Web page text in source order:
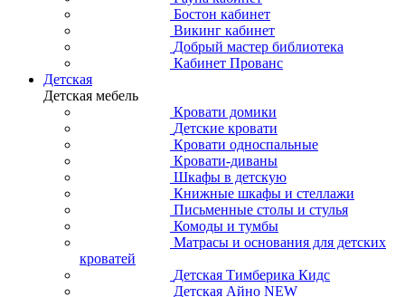
Бостон кабинет
Викинг кабинет
Добрый мастер библиотека
Кабинет Прованс
Детская
Детская мебель
Кровати домики
Детские кровати
Кровати односпальные
Кровати-диваны
Шкафы в детскую
Книжные шкафы и стеллажи
Письменные столы и стулья
Комоды и тумбы
Матрасы и основания для детских
кроватей
Детская Тимберика Кидс
Детская Айно NEW